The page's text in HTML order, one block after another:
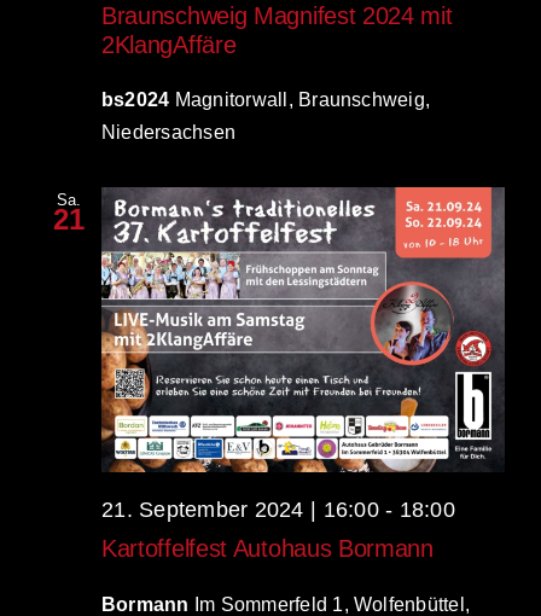
Braunschweig Magnifest 2024 mit
2KlangAffäre
bs2024 Magnitorwall, Braunschweig,
Niedersachsen
Sa.
21
21. September 2024 | 16:00- 18:00
Kartoffelfest Autohaus Bormann
Bormann
Im Sommerfeld 1, Wolfenbüttel,